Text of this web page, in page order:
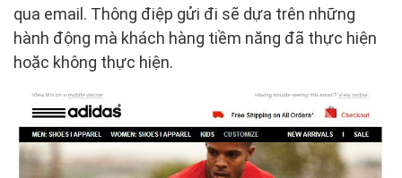
qua email. Thông điệp gửi đi sẽ dựa trên những
hành động mà khách hàng tiềm năng đã thực hiện
hoặc không thực hiện.